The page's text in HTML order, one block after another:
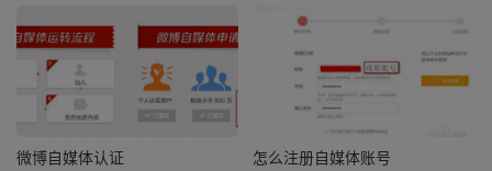
微博自媒体认证 怎么注册自媒体账号